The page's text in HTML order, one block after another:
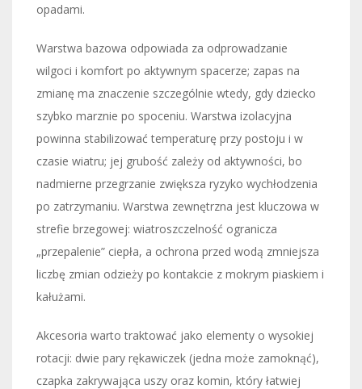
opadami.
Warstwa bazowa odpowiada za odprowadzanie
wilgoci i komfort po aktywnym spacerze; zapas na
zmianę ma znaczenie szczególnie wtedy, gdy dziecko
szybko marznie po spoceniu. Warstwa izolacyjna
powinna stabilizować temperaturę przy postoju i w
czasie wiatru; jej grubość zależy od aktywności, bo
nadmierne przegrzanie zwiększa ryzyko wychłodzenia
po zatrzymaniu. Warstwa zewnętrzna jest kluczowa w
strefie brzegowej: wiatroszczelność ogranicza
„przepalenie” ciepła, a ochrona przed wodą zmniejsza
liczbę zmian odzieży po kontakcie z mokrym piaskiem i
kałużami.
Akcesoria warto traktować jako elementy o wysokiej
rotacji: dwie pary rękawiczek (jedna może zamoknąć),
czapka zakrywająca uszy oraz komin, który łatwiej